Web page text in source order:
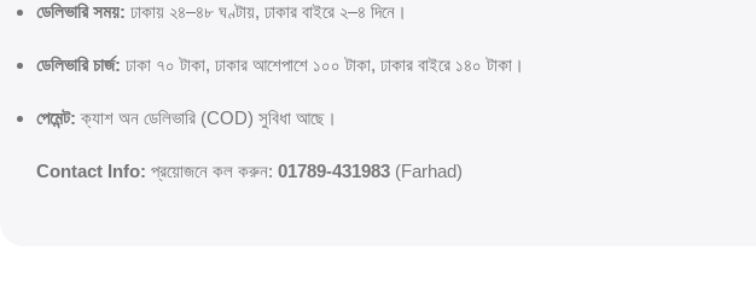
ডেলিভারি সময়: ঢাকায় ২৪–৪৮ ঘণ্টায়, ঢাকার বাইরে ২–৪ দিনে।
ডেলিভারি চার্জ: ঢাকা ৭০ টাকা, ঢাকার আশেপাশে ১০০ টাকা, ঢাকার বাইরে ১৪০ টাকা।
পেমেন্ট: ক্যাশ অন ডেলিভারি (COD) সুবিধা আছে।
Contact Info: প্রয়োজনে কল করুন: 01789-431983 (Farhad)